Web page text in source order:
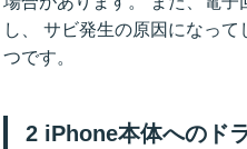
し、 サビ発生の原因になっ
つです。
2 iPhone本体へのド